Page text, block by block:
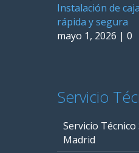
Instalación de
rápida y segura
mayo 1, 2026 | 0
Servicio
Servicio Técnico
Madrid